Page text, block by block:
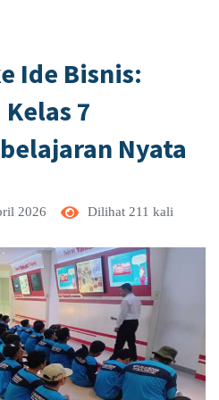
Ide Bisnis:
7
Nyata
2026 Dilihat 211 kali